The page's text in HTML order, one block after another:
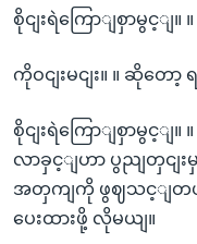
စိုငျးရဲကြောျစှာမွင့ျ။
ကိုဝငျးမငျး။ ။ ဆိုတ
စိုငျးရဲကြောျစှာမွင့ျ
လာခှင့ျဟာ ပွညျတှငျ
အတှကျကို ဖွဈသင့ျတယ
ပေးထားဖို့ လိုမယျ။